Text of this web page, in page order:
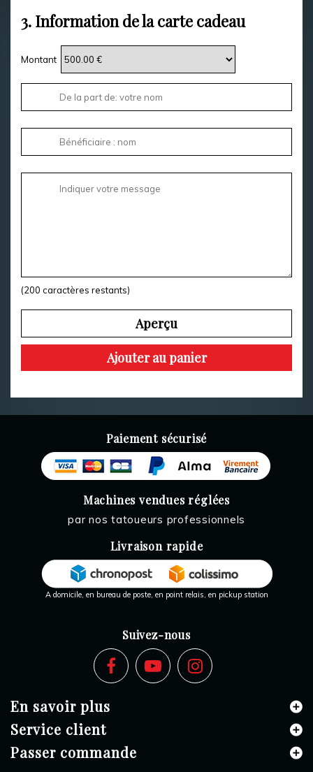
3. Information de la carte cadeau
Montant
(200 caractères restants)
Aperçu
Ajouter au panier
Paiement sécurisé
Machines vendues réglées
par nos tatoueurs professionnels
Livraison rapide
A domicile, en bureau de poste, en point relais, en pickup station
Suivez-nous
En savoir plus
Service client
Passer commande